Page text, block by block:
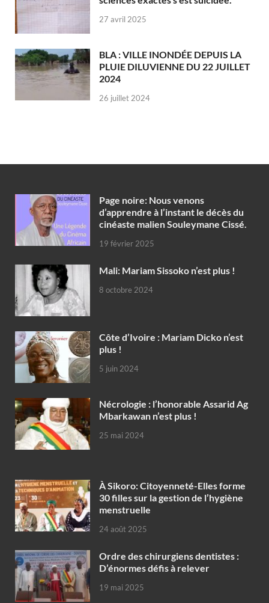
27 avril 2025
BLA : VILLE INONDÉE DEPUIS LA
PLUIE DILUVIENNE DU 22 JUILLET
2024
26 juillet 2024
Page noire: Nous venons
d’apprendre à l’instant le décès du
cinéaste malien Souleymane Cissé.
19 février 2025
Mali: Mariam Sissoko n’est plus !
8 octobre 2024
Côte d’Ivoire : Mariam Dicko n’est
plus !
5 juin 2024
Nécrologie : l’honorable Assarid Ag
Mbarkawan n’est plus !
25 mai 2024
À Sikoro: Citoyenneté-Elles forme
30 filles sur la gestion de l’hygiène
menstruelle
24 août 2025
Ordre des chirurgiens dentistes :
D’énormes défis à relever
19 mai 2025